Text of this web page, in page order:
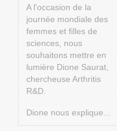
A l'occasion de la
journée mondiale des
femmes et filles de
sciences, nous
souhaitons mettre en
lumière Dione Saurat,
chercheuse Arthritis
R&D.
Dione nous explique...